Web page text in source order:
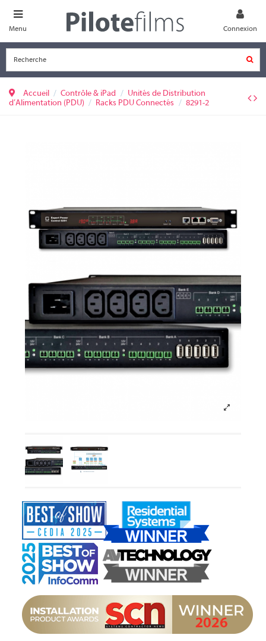
Menu Connexion
Accueil Contrôle & iPad
Unités de Distribution
d’Alimentation (PDU)
Racks PDU Connectés 8291-2